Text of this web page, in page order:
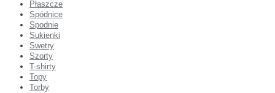
Płaszcze
Spódnice
Spodnie
Sukienki
Swetry
Szorty
T-shirty
Topy
Torby